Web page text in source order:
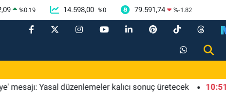
%0.19 14.598,00 %0 79.591,74 %-1.82
Yasal düzenlemeler kalıcı sonuç üretecek 10:51